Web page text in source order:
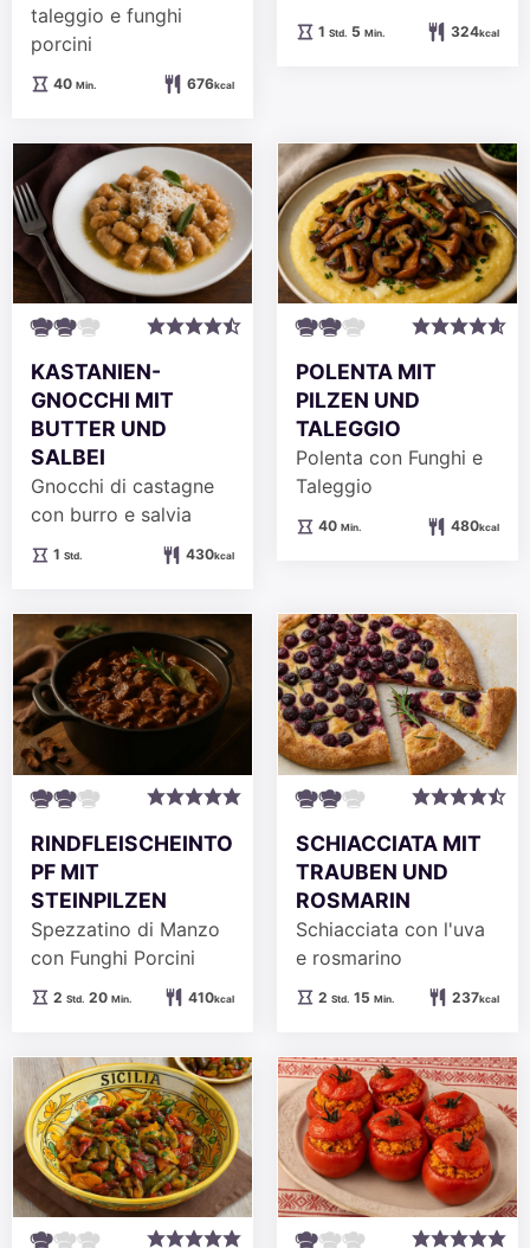
taleggio e funghi
porcini
40Minuten
Min. 676kcal
1Stunde
Std. 5Minuten
Min. 324kcal
KASTANIEN-
GNOCCHI MIT
BUTTER UND
SALBEI
Gnocchi di castagne
con burro e salvia
1Stunde
Std. 430kcal
POLENTA MIT
PILZEN UND
TALEGGIO
Polenta con Funghi e
Taleggio
40Minuten
Min. 480kcal
RINDFLEISCHEINTO
PF MIT
STEINPILZEN
Spezzatino di Manzo
con Funghi Porcini
2Stunden
Std. 20Minuten
Min. 410kcal
SCHIACCIATA MIT
TRAUBEN UND
ROSMARIN
Schiacciata con l'uva
e rosmarino
2Stunden
Std. 15Minuten
Min. 237kcal